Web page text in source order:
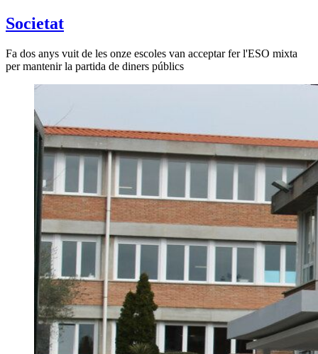
Societat
Fa dos anys vuit de les onze escoles van acceptar fer l'ESO mixta
per mantenir la partida de diners públics